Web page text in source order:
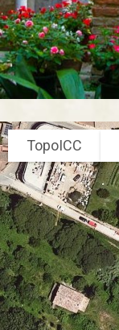
TopoICC